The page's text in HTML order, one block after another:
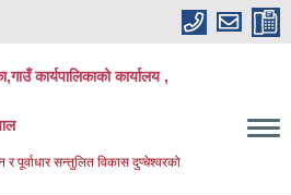
कार्यपालिकाको कार्यालय ,
पूर्वाधार सन्तुलित विकास दुप्चेश्वरको